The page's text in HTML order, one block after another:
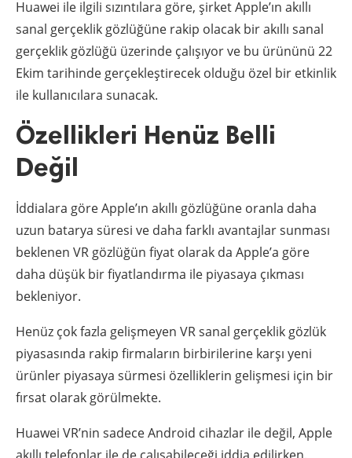
Huawei ile ilgili sızıntılara göre, şirket Apple’ın akıllı
sanal gerçeklik gözlüğüne rakip olacak bir akıllı sanal
gerçeklik gözlüğü üzerinde çalışıyor ve bu ürününü 22
Ekim tarihinde gerçekleştirecek olduğu özel bir etkinlik
ile kullanıcılara sunacak.
Özellikleri Henüz Belli
Değil
İddialara göre Apple’ın akıllı gözlüğüne oranla daha
uzun batarya süresi ve daha farklı avantajlar sunması
beklenen VR gözlüğün fiyat olarak da Apple’a göre
daha düşük bir fiyatlandırma ile piyasaya çıkması
bekleniyor.
Henüz çok fazla gelişmeyen VR sanal gerçeklik gözlük
piyasasında rakip firmaların birbirilerine karşı yeni
ürünler piyasaya sürmesi özelliklerin gelişmesi için bir
fırsat olarak görülmekte.
Huawei VR’nin sadece Android cihazlar ile değil, Apple